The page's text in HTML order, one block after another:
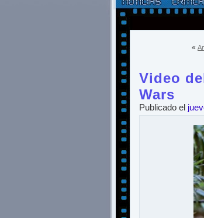
«
Video
Wars
Publicado el